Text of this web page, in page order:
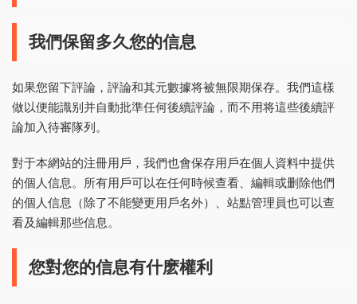
我們保留多久您的信息
如果您留下評論，評論和其元數據将被無限期保存。我們這樣
做以便能識别并自動批準任何後續評論，而不用将這些後續評
論加入待審隊列。
對于本網站的注冊用戶，我們也會保存用戶在個人資料中提供
的個人信息。所有用戶可以在任何時候查看、編輯或删除他們
的個人信息（除了不能變更用戶名外）、站點管理員也可以查
看及編輯那些信息。
您對您的信息有什麽權利